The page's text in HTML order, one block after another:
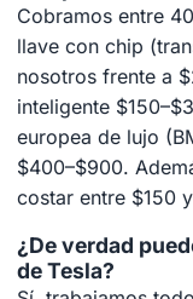
Cobramos entre
llave con chip
nosotros frente a
inteligente
europea de lujo
$400–$900.
costar entre $150
¿De verdad
de Tesla?